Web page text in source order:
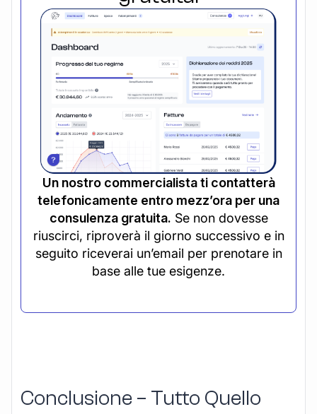
Un nostro commercialista ti contatterà
telefonicamente entro mezz’ora per una
consulenza gratuita. Se non dovesse
riuscirci, riproverà il giorno successivo e in
seguito riceverai un’email per prenotare in
base alle tue esigenze.
Conclusione – Tutto Quello